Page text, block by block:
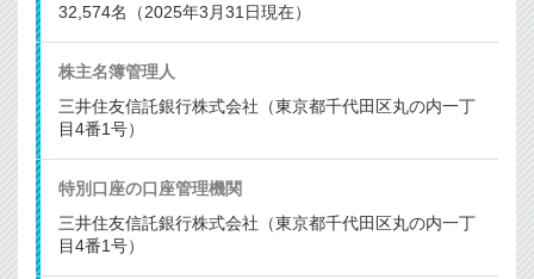
32,574名（2025年3月31日現在）
株主名簿管理人
三井住友信託銀行株式会社（東京都千代田区丸の内一丁
目4番1号）
特別口座の口座管理機関
三井住友信託銀行株式会社（東京都千代田区丸の内一丁
目4番1号）